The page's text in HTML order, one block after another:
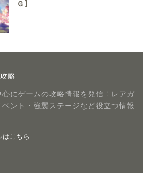
Ｇ】
略
にゲームの攻略情報を発信！レアガ
ント・強襲ステージなど役立つ情報
こちら